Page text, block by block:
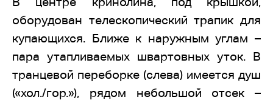
оборудован телескопический трапик для
купающихся. Ближе к наружным углам –
пара утапливаемых швартовных уток. В
транцевой переборке (слева) имеется душ
(«хол./гор.»), рядом небольшой отсек –